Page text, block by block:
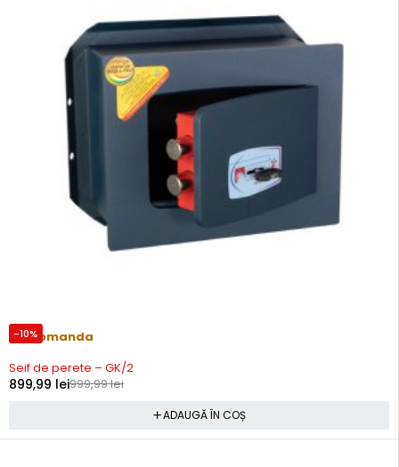
-10%
Precomanda
Seif de perete – GK/2
999,99lei
899,99 lei
ADAUGĂ ÎN COȘ